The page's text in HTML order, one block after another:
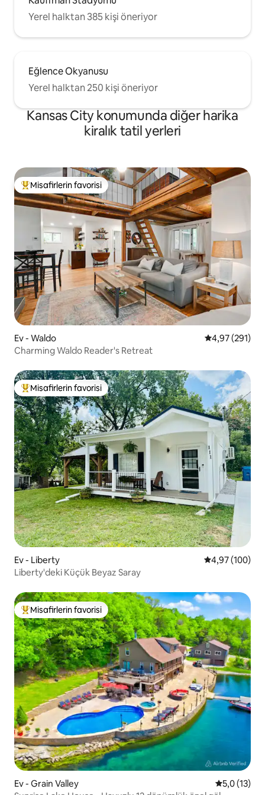
Yerel halktan 385 kişi öneriyor
Eğlence Okyanusu
Yerel halktan 250 kişi öneriyor
Kansas City konumunda diğer harika
kiralık tatil yerleri
Misafirlerin favorilerinden en beğenilenler arasında
Misafirlerin favorisi
Ev - Waldo 5 üzerinden
4,97 (291)
Charming Waldo Reader's Retreat
Misafirlerin favorilerinden en beğenilenler arasında
Misafirlerin favorisi
Ev - Liberty 5 üzerinden
4,97 (100)
Liberty'deki Küçük Beyaz Saray
Misafirlerin favorilerinden en beğenilenler arasında
Misafirlerin favorisi
Ev - Grain Valley 55,0 (13)